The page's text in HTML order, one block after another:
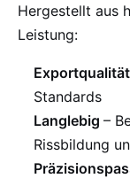
Hergestellt aus
Leistung:
Exportqualität
Standards
Langlebig –
Rissbildung